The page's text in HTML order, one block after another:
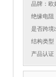
品牌： 欧
绝缘电阻
是否跨境
结构类型
产品认证